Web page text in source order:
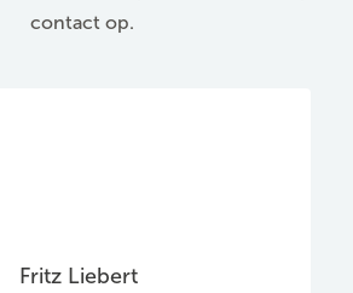
contact op.
Fritz Liebert